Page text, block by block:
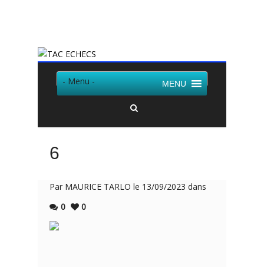
- Menu - MENU
6
Par MAURICE TARLO le 13/09/2023 dans
0
0